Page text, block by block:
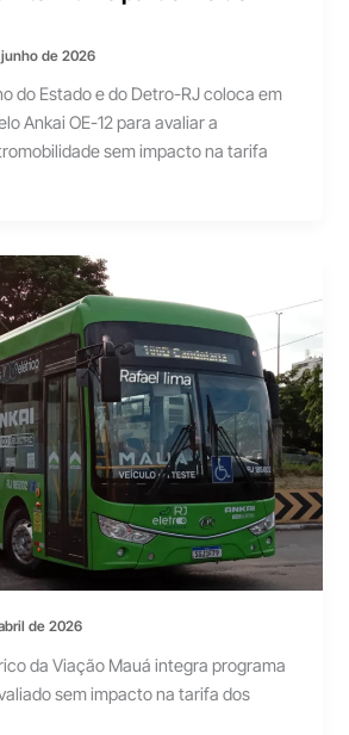
junho de 2026
do Estado e do Detro-RJ coloca em
Ankai OE-12 para avaliar a
sem impacto na tarifa
de 2026
da Viação Mauá integra programa
sem impacto na tarifa dos